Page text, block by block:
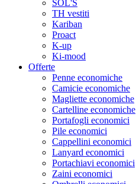
SOL'S
TH vestiti
Kariban
Proact
K-up
Ki-mood
Offerte
Penne economiche
Camicie economiche
Magliette economiche
Cartelline economiche
Portafogli economici
Pile economici
Cappellini economici
Lanyard economici
Portachiavi economici
Zaini economici